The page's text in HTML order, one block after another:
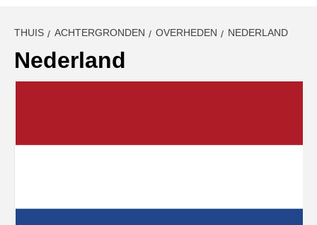
THUIS ACHTERGRONDEN OVERHEDEN NEDERLAND
Nederland